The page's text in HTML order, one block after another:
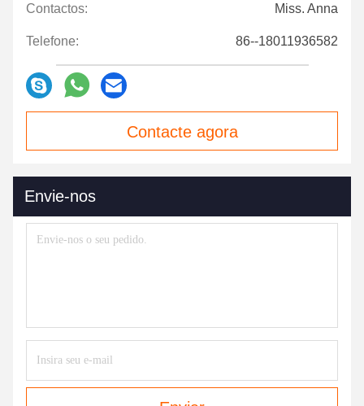
Contactos: Miss. Anna
Telefone: 86--18011936582
Contacte agora
Envie-nos